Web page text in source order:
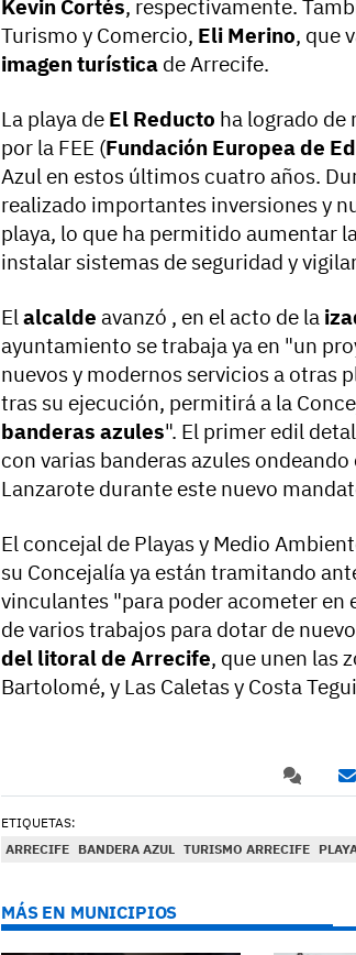
Kevin Cortés, respectivamente.
Turismo y Comercio, Eli Merino, que
imagen turística de Arrecife.
La playa de El Reducto ha logrado de
por la FEE (Fundación Europea de
Azul en estos últimos cuatro años.
realizado importantes inversiones y
playa, lo que ha permitido aumentar
instalar sistemas de seguridad y
El alcalde avanzó , en el acto de la
ayuntamiento se trabaja ya en "un
nuevos y modernos servicios a otras
tras su ejecución, permitirá a la
banderas azules". El primer edil
con varias banderas azules
Lanzarote durante este nuevo
El concejal de Playas y Medio
su Concejalía ya están tramitando
vinculantes "para poder acometer en
de varios trabajos para dotar de
del litoral de Arrecife, que unen las
Bartolomé, y Las Caletas y Costa
ETIQUETAS:
ARRECIFE BANDERA AZUL TURISMO ARRECIFE
MÁS EN MUNICIPIOS